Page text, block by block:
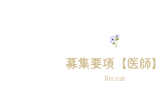
募集要項【医師】
Recruit